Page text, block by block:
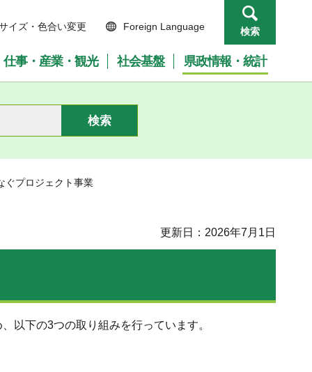
イズ・色合い変更 Foreign Language 検索
仕事・産業・観光 社会基盤 県政情報・統計
ぐプロジェクト事業
更新日：2026年7月1日
以下の3つの取り組みを行っています。